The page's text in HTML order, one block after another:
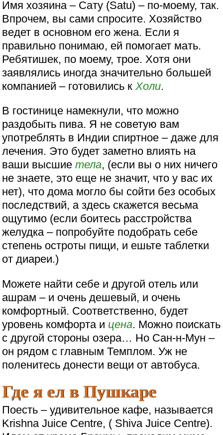
Имя хозяина – Сату (Satu) – по-моему, так.
Впрочем, вы сами спросите. Хозяйство
ведет в основном его жена. Если я
правильно понимаю, ей помогает мать.
Ребятишек, по моему, трое. Хотя они
заявлялись иногда значительно большей
компанией – готовились кХоли.
В гостинице намекнули, что можно
раздобыть пива. Я не советую вам
употреблять в Индии спиртное – даже для
лечения. Это будет заметно влиять на
ваши высшиетела, (если вы о них ничего
не знаете, это еще не значит, что у вас их
нет), что дома могло бы сойти без особых
последствий, а здесь скажется весьма
ощутимо (если боитесь расстройства
желудка – попробуйте подобрать себе
степень остроты пищи, и ешьте таблетки
от диареи.)
Можете найти себе и другой отель или
ашрам – и очень дешевый, и очень
комфортный. Соответственно, будет
уровень комфорта и цена. Можно поискать
с другой стороны озера… Но Сан-н-Мун –
он рядом с главным Темплом. Уж не
поленитесь донести вещи от автобуса.
Где я ел в Пушкаре
Поесть – удивительное кафе, называется
Krishna Juice Centre, ( Shiva Juice Centre).